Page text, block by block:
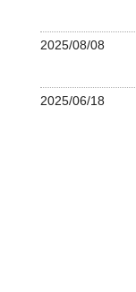
2025/08/08
2025/06/18